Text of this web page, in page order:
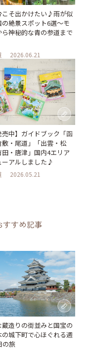
こそ出かけたい♪雨が似
絶景スポット6選～モ
ら神秘的な青の参道まで
2026.06.21
売中】ガイドブック「函
・尾道」「出雲・松
田・唐津」国内4エリア
ーアルしました♪
2026.05.21
すすめ記事
蔵造りの街並みと国宝の
城下町で心ほぐれる週
の旅